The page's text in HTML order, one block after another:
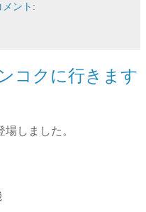
メント:
コクに行きます
しました。